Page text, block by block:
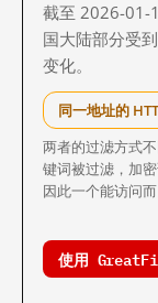
截至 2026-01-
国大陆部分受
变化。
同一地址的
两者的过滤方式
键词被过滤，加
因此一个能访问
使用